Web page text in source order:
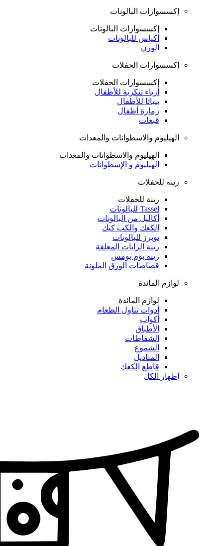
إكسسوارات البالونات
إكسسوارات البالونات
أكياس للبالونات
الوزن
إكسسوارات الحفلات
إكسسوارات الحفلات
أزياء تنكرية للأطفال
بنياتا للأطفال
زمارة أطفال
قبعات
الهيليوم والاسطوانات والمعدات
الهيليوم والاسطوانات والمعدات
الهيليوم و الإسطوانات
زينة للحفلات
زينة للحفلات
Tassel للبالونات
أكاليل من البالونات
الكعك والكب كيك
توبرز للبالونات
زينة الرايات المعلقة
زينة بوم بومس
قصاصات الورق الملونة
لوازم المائدة
لوازم المائدة
أدوات تناول الطعام
أكواب
الأطباق
الشفاطات
الشموع
المناديل
قاطع الكعك
إظهار الكل